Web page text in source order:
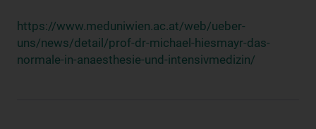
https://www.meduniwien.ac.at/web/ueber-
uns/news/detail/prof-dr-michael-hiesmayr-das-
normale-in-anaesthesie-und-intensivmedizin/